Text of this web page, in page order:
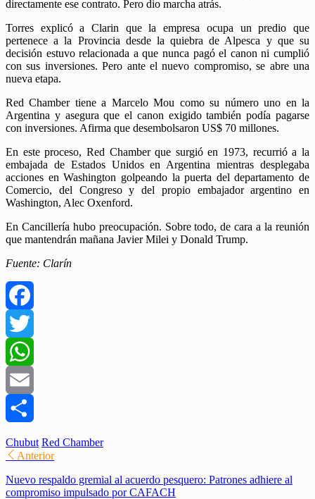
directamente ese contrato. Pero dio marcha atrás.
Torres explicó a Clarin que la empresa ocupa un predio que
pertenece a la Provincia desde la quiebra de Alpesca y que su
decisión estuvo relacionada a que nunca pagó el canon ni cumplió
con sus inversiones. Pero ante el nuevo compromiso, se abre una
nueva etapa.
Red Chamber tiene a Marcelo Mou como su número uno en la
Argentina y asegura que el canon exigido también podía pagarse
con inversiones. Afirma que desembolsaron US$ 70 millones.
En este proceso, Red Chamber que surgió en 1973, recurrió a la
embajada de Estados Unidos en Argentina mientras desplegaba
acciones en Washington golpeando la puerta del departamento de
Comercio, del Congreso y del propio embajador argentino en
Washington, Alec Oxenford.
En Cancillería hubo preocupación. Sobre todo, de cara a la reunión
que mantendrán mañana Javier Milei y Donald Trump.
Fuente: Clarín
Facebook
Twitter
WhatsApp
Email
Compartir
Chubut Red Chamber
Anterior
Nuevo respaldo gremial al acuerdo pesquero: Patrones adhiere al
compromiso impulsado por CAFACH